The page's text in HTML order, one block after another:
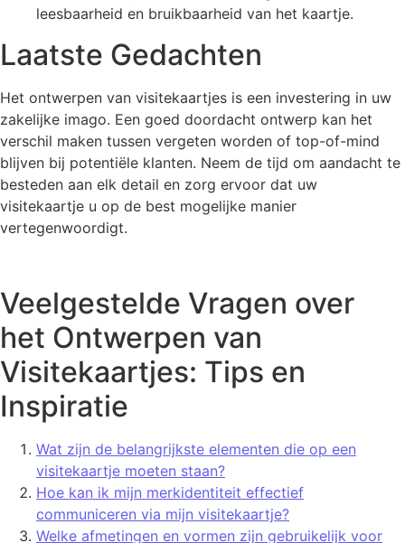
leesbaarheid en bruikbaarheid van het kaartje.
Laatste Gedachten
Het ontwerpen van visitekaartjes is een investering in uw
zakelijke imago. Een goed doordacht ontwerp kan het
verschil maken tussen vergeten worden of top-of-mind
blijven bij potentiële klanten. Neem de tijd om aandacht te
besteden aan elk detail en zorg ervoor dat uw
visitekaartje u op de best mogelijke manier
vertegenwoordigt.
Veelgestelde Vragen over
het Ontwerpen van
Visitekaartjes: Tips en
Inspiratie
Wat zijn de belangrijkste elementen die op een
visitekaartje moeten staan?
Hoe kan ik mijn merkidentiteit effectief
communiceren via mijn visitekaartje?
Welke afmetingen en vormen zijn gebruikelijk voor